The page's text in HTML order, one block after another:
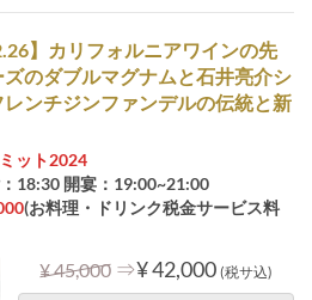
】カリフォルニアワインの先
のダブルマグナムと石井亮介シ
ンチジンファンデルの伝統と新
ット2024
18:30 開宴：19:00~21:00
(お料理・ドリンク税金サービス料
¥ 45,000 ⇒¥ 42,000 (税サ込)